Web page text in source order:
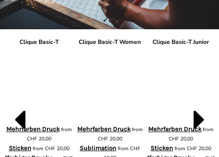
Clique Basic-T
Mehrfarben Druckfrom
CHF20,00
Stickenfrom CHF20,00
Clique Basic-T Women
Mehrfarben Druckfrom
CHF20,00
Sublimationfrom CHF
Clique Basic-T Junior
Mehrfarben Druckfrom
CHF 20,00
Sticken fromCHF 20,00